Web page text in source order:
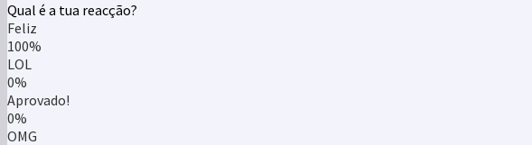
Qual é a tua reacção?
Feliz
100%
LOL
0%
Aprovado!
0%
OMG